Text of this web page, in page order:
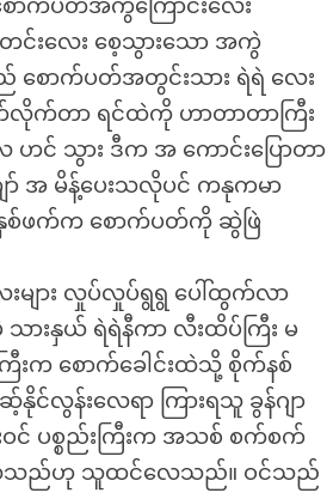
ာက်ပတ်အကွဲကြောင်းလေး
င်းလေး စေ့သွားသော အကွဲ
ည် စောက်ပတ်အတွင်းသား ရဲရဲ လေး
လိုက်တာ ရင်ထဲကို ဟာတာတာကြီး
ေ ဟင် သွား ဒီက အ ကောင်းပြောတာ
အ မိန့်ပေးသလိုပင် ကနုကမာ
နှစ်ဖက်က စောက်ပတ်ကို ဆွဲဖြဲ
များ လှုပ်လှုပ်ရွရွ ပေါ်ထွက်လာ
ားနှယ် ရဲရဲနီကာ လီးထိပ်ကြီး မ
းက စောက်ခေါင်းထဲသို့ စိုက်နစ်
င်လွန်းလေရာ ကြားရသူ ခွန်ဂျာ
င် ပစ္စည်းကြီးက အသစ် စက်စက်
းလှသည်ဟု သူထင်လေသည်။ ဝင်သည်